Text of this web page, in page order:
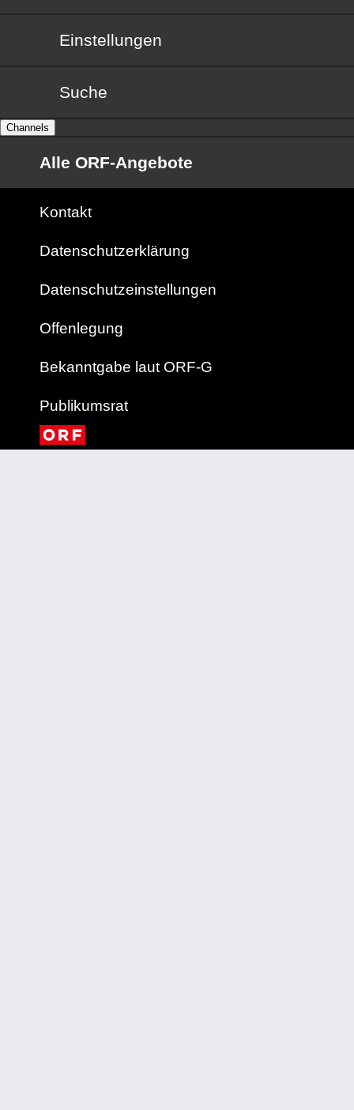
Einstellungen
Suche
Channels
Alle ORF-Angebote
Kontakt
Datenschutzerklärung
Datenschutzeinstellungen
Offenlegung
Bekanntgabe laut ORF-G
Publikumsrat